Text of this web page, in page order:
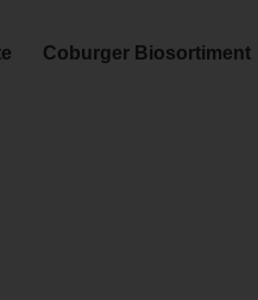
Coburger Biosortiment